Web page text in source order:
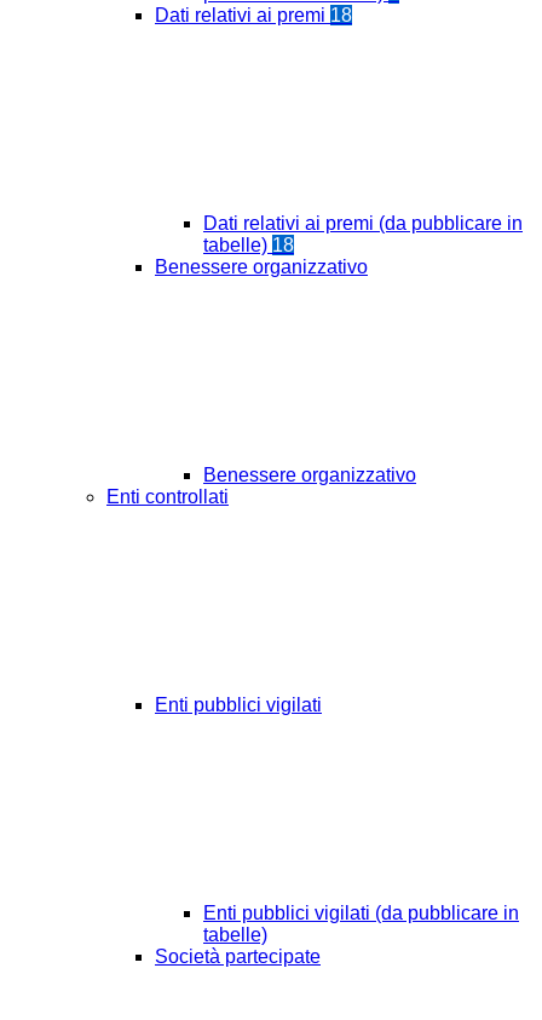
Dati relativi ai premi 18
Dati relativi ai premi (da pubblicare in
tabelle) 18
Benessere organizzativo
Benessere organizzativo
Enti controllati
Enti pubblici vigilati
Enti pubblici vigilati (da pubblicare in
tabelle)
Società partecipate